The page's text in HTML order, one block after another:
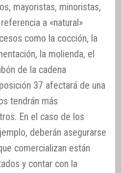
mayoristas, minoristas,
a «natural»
como la cocción, la
la molienda, el
de la cadena
37 afectará de una
tendrán más
En el caso de los
deberán asegurarse
comercializan están
y contar con la